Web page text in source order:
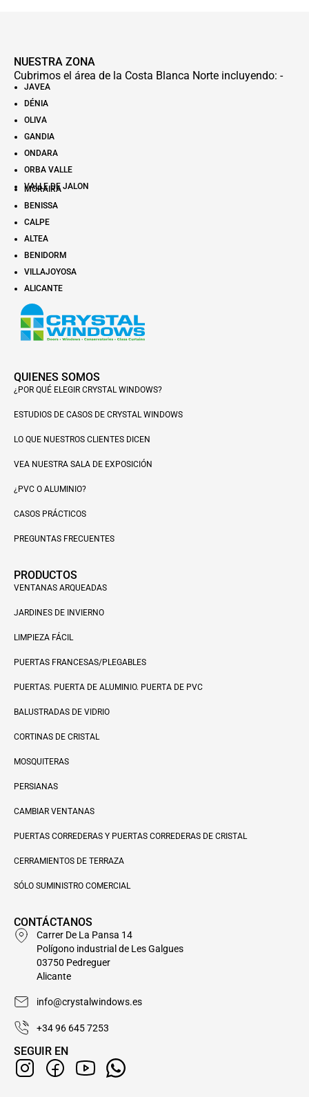
NUESTRA ZONA
Cubrimos el área de la Costa Blanca Norte incluyendo: -
JAVEA
DÉNIA
OLIVA
GANDIA
ONDARA
ORBA VALLE
VALLE DE JALON
MORAIRA
BENISSA
CALPE
ALTEA
BENIDORM
VILLAJOYOSA
ALICANTE
QUIENES SOMOS
¿POR QUÉ ELEGIR CRYSTAL WINDOWS?
ESTUDIOS DE CASOS DE CRYSTAL WINDOWS
LO QUE NUESTROS CLIENTES DICEN
VEA NUESTRA SALA DE EXPOSICIÓN
¿PVC O ALUMINIO?
CASOS PRÁCTICOS
PREGUNTAS FRECUENTES
PRODUCTOS
VENTANAS ARQUEADAS
JARDINES DE INVIERNO
LIMPIEZA FÁCIL
PUERTAS FRANCESAS/PLEGABLES
PUERTAS. PUERTA DE ALUMINIO. PUERTA DE PVC
BALUSTRADAS DE VIDRIO
CORTINAS DE CRISTAL
MOSQUITERAS
PERSIANAS
CAMBIAR VENTANAS
PUERTAS CORREDERAS Y PUERTAS CORREDERAS DE CRISTAL
CERRAMIENTOS DE TERRAZA
SÓLO SUMINISTRO COMERCIAL
CONTÁCTANOS
Carrer De La Pansa 14
Polígono industrial de Les Galgues
03750 Pedreguer
Alicante
info@crystalwindows.es
+34 96 645 7253
SEGUIR EN